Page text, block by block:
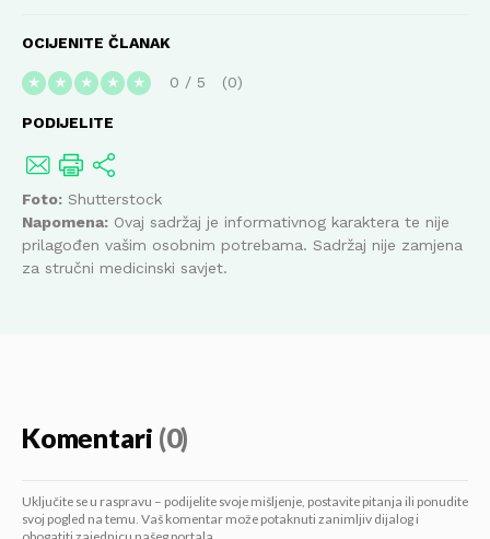
OCIJENITE ČLANAK
★ ★ ★ ★ ★ 0 / 5 0
PODIJELITE
Foto: Shutterstock
Napomena: Ovaj sadržaj je informativnog karaktera te nije
prilagođen vašim osobnim potrebama. Sadržaj nije zamjena
za stručni medicinski savjet.
Komentari (0)
Uključite se u raspravu – podijelite svoje mišljenje, postavite pitanja ili ponudite
svoj pogled na temu. Vaš komentar može potaknuti zanimljiv dijalog i